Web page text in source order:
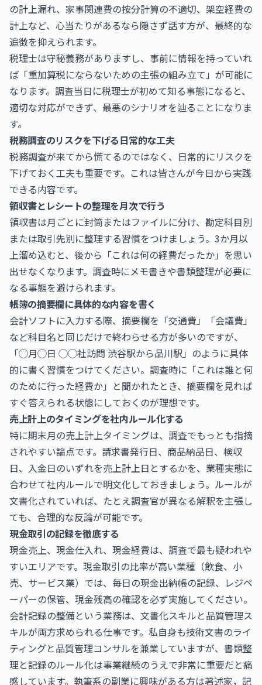
の計上漏れ、家事関連費の按分計算の不適切、架空経費の
計上など、心当たりがあるなら隠さず話す方が、最終的な
追徴を抑えられます。
税理士は守秘義務がありますし、事前に情報を持っていれ
ば「重加算税にならないための主張の組み立て」が可能に
なります。調査当日に税理士が初めて知る事態になると、
適切な対応ができず、最悪のシナリオを辿ることになりま
す。
税務調査のリスクを下げる日常的な工夫
税務調査が来てから慌てるのではなく、日常的にリスクを
下げておく工夫も重要です。これは皆さんが今日から実践
できる内容です。
領収書とレシートの整理を月次で行う
領収書は月ごとに封筒またはファイルに分け、勘定科目別
または取引先別に整理する習慣をつけましょう。3か月以
上溜め込むと、後から「これは何の経費だったか」を思い
出せなくなります。調査時にメモ書きや書類整理が必要に
なる事態を避けられます。
帳簿の摘要欄に具体的な内容を書く
会計ソフトに入力する際、摘要欄を「交通費」「会議費」
など科目名と同じだけで終わらせる方が多いのですが、
「◯月◯日 ◯◯社訪問 渋谷駅から品川駅」のように具体
的に書く習慣をつけてください。調査時に「これは誰と何
のために行った経費か」と聞かれたとき、摘要欄を見れば
すぐ答えられる状態にしておくのが理想です。
売上計上のタイミングを社内ルール化する
特に期末月の売上計上タイミングは、調査でもっとも指摘
されやすい論点です。請求書発行日、商品納品日、検収
日、入金日のいずれを売上計上日とするかを、業種実態に
合わせて社内ルールで明文化しておきましょう。ルールが
文書化されていれば、たとえ調査官が異なる解釈を主張し
ても、合理的な反論が可能です。
現金取引の記録を徹底する
現金売上、現金仕入れ、現金経費は、調査で最も疑われや
すいエリアです。現金取引の比率が高い業種（飲食、小
売、サービス業）では、毎日の現金出納帳の記録、レジペ
ーパーの保管、現金残高の確認を必ず実施してください。
会計記録の整備という業務は、文書化スキルと品質管理ス
キルが両方求められる仕事です。私自身も技術文書のライ
ティングと品質管理コンサルを兼業していますが、書類整
理と記録のルール化は事業継続のうえで非常に重要だと痛
感しています。執筆系の副業に興味がある方は著述家，記